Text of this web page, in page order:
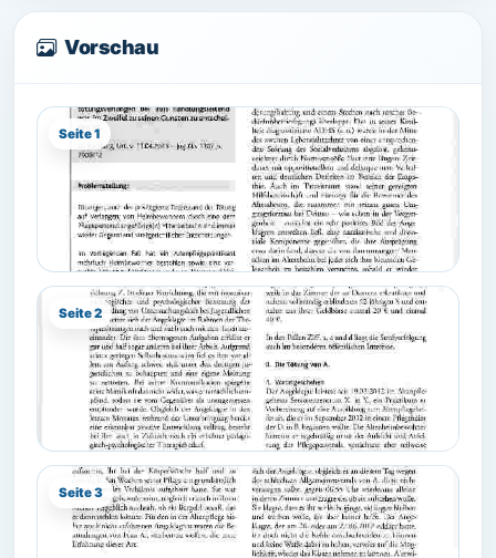
Vorschau
Seite 1
Seite 2
Seite 3